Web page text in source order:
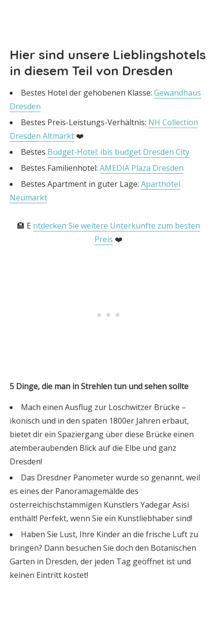
Hier sind unsere Lieblingshotels
in diesem Teil von Dresden
Bestes Hotel der gehobenen Klasse: Gewandhaus
Dresden
Bestes Preis-Leistungs-Verhältnis: NH Collection
Dresden Altmarkt ❤️
Bestes Budget-Hotel: ibis budget Dresden City
Bestes Familienhotel: AMEDIA Plaza Dresden
Bestes Apartment in guter Lage: Aparthotel
Neumarkt
🏨 E ntdecken Sie weitere Unterkünfte zum besten
Preis ❤️
5 Dinge, die man in Strehlen tun und sehen sollte
Mach einen Ausflug zur Loschwitzer Brücke –
ikonisch und in den späten 1800er Jahren erbaut,
bietet dir ein Spaziergang über diese Brücke einen
atemberaubenden Blick auf die Elbe und ganz
Dresden!
Das Dresdner Panometer wurde so genannt, weil
es eines der Panoramagemälde des
österreichischstämmigen Künstlers Yadegar Asisi
enthält! Perfekt, wenn Sie ein Kunstliebhaber sind!
Haben Sie Lust, Ihre Kinder an die frische Luft zu
bringen? Dann besuchen Sie doch den Botanischen
Garten in Dresden, der jeden Tag geöffnet ist und
keinen Eintritt kostet!